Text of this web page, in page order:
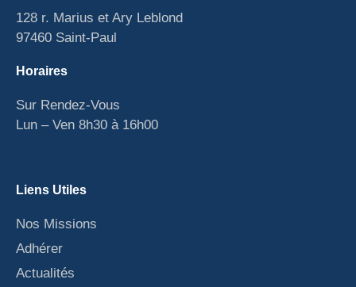
128 r. Marius et Ary Leblond
97460 Saint-Paul
Horaires
Sur Rendez-Vous
Lun – Ven 8h30 à 16h00
Liens Utiles
Nos Missions
Adhérer
Actualités